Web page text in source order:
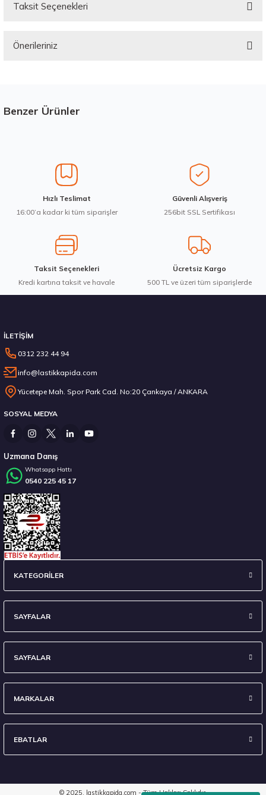
Taksit Seçenekleri
Önerileriniz
Görüş ve önerileriniz için teşekkür ederiz.
Ürün bilgilerinde hatalar bulunuyor.
Ürün fiyatı diğer sitelerden daha pahalı.
Bu ürüne benzer farklı alternatifler olmalı.
Benzer Ürünler
Waterfall 215/50R17 95W XL Unique UHP Yaz 2026
14.267,00 ₺
Stokta 12 Adet
295/35 R21 107Y XL Eagle F1 Asymmetric 6 FP 2024
Hızlı Teslimat
16:00’a kadar ki tüm siparişler
Güvenli Alışveriş
256bit SSL Sertifikası
Taksit Seçenekleri
Kredi kartına taksit ve havale
Ücretsiz Kargo
500 TL ve üzeri tüm siparişlerde
İLETİŞİM
0312 232 44 94
info@lastikkapida.com
Yücetepe Mah. Spor Park Cad. No:20 Çankaya / ANKARA
SOSYAL MEDYA
Uzmana Danış
Whatsapp Hattı
0540 225 45 17
KATEGORİLER
SAYFALAR
SAYFALAR
MARKALAR
EBATLAR
© 2025, lastikkapida.com - Tüm Hakları Saklıdır.